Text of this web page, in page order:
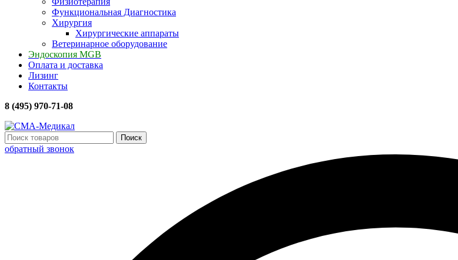
Функциональная Диагностика
Хирургия
Хирургические аппараты
Ветеринарное оборудование
Эндоскопия MGB
Оплата и доставка
Лизинг
Контакты
8 (495) 970-71-08
Поиск
обратный звонок